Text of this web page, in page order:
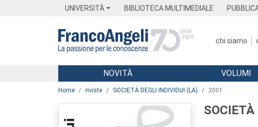
UNIVERSITÀ BIBLIOTECA MULTIMEDIALE
chi siamo
Menu
NOVITÀ VOLUMI
Home riviste SOCIETÀ DEGLI INDIVIDUI (LA) 2001